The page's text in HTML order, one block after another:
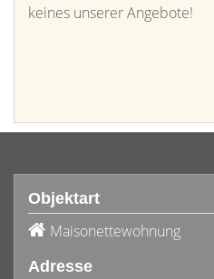
keines unserer Angebote!
Objektart
Maisonettewohnung
Adresse